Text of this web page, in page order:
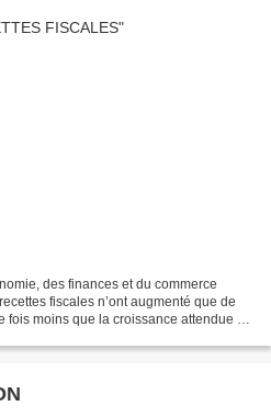
des finances et du commerce
fiscales n’ont augmenté que de
fois moins que la croissance attendue en